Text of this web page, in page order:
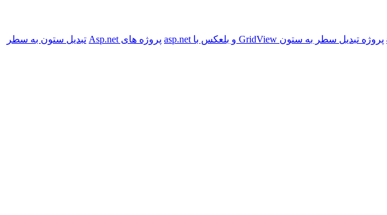
پروژه تبدیل سطر به ستون GridView و بلعکس با asp.net پروژه های Asp.net
تبدیل ستون به سطر